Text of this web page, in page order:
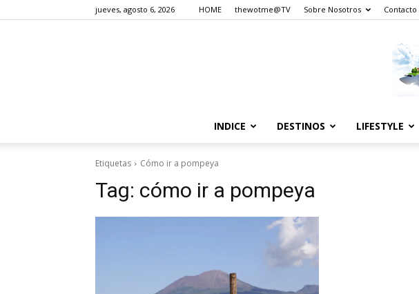
jueves, agosto 6, 2026 HOME thewotme@TV Sobre Nosotros Contacto
INDICE DESTINOS LIFESTYLE
Etiquetas Cómo ir a pompeya
Tag: cómo ir a pompeya